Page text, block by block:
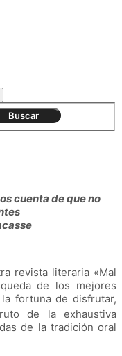
cuenta de que no
revista literaria «Mal
de los mejores
fortuna de disfrutar,
de la exhaustiva
de la tradición oral